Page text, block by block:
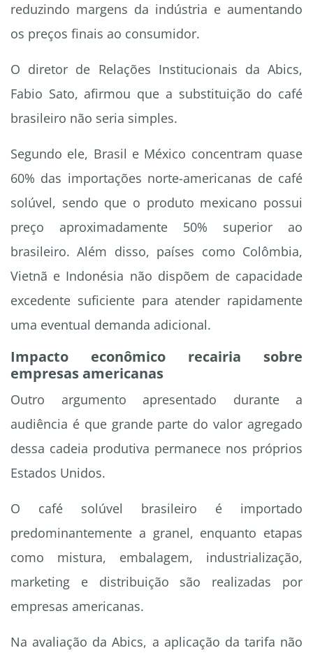
reduzindo margens da indústria e aumentando
os preços finais ao consumidor.
O diretor de Relações Institucionais da Abics,
Fabio Sato, afirmou que a substituição do café
brasileiro não seria simples.
Segundo ele, Brasil e México concentram quase
60% das importações norte-americanas de café
solúvel, sendo que o produto mexicano possui
preço aproximadamente 50% superior ao
brasileiro. Além disso, países como Colômbia,
Vietnã e Indonésia não dispõem de capacidade
excedente suficiente para atender rapidamente
uma eventual demanda adicional.
Impacto econômico recairia sobre
empresas americanas
Outro argumento apresentado durante a
audiência é que grande parte do valor agregado
dessa cadeia produtiva permanece nos próprios
Estados Unidos.
O café solúvel brasileiro é importado
predominantemente a granel, enquanto etapas
como mistura, embalagem, industrialização,
marketing e distribuição são realizadas por
empresas americanas.
Na avaliação da Abics, a aplicação da tarifa não